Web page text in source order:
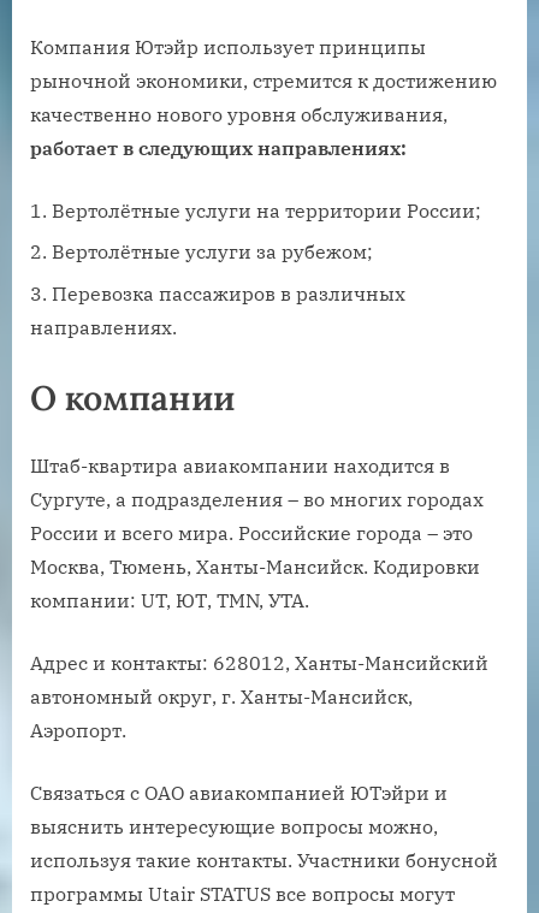
Компания Ютэйр использует принципы
рыночной экономики, стремится к достижению
качественно нового уровня обслуживания,
работает в следующих направлениях:
Вертолётные услуги на территории России;
Вертолётные услуги за рубежом;
Перевозка пассажиров в различных
направлениях.
О компании
Штаб-квартира авиакомпании находится в
Сургуте, а подразделения – во многих городах
России и всего мира. Российские города – это
Москва, Тюмень, Ханты-Мансийск. Кодировки
компании: UT, ЮТ, TMN, УТА.
Адрес и контакты: 628012, Ханты-Мансийский
автономный округ, г. Ханты-Мансийск,
Аэропорт.
Связаться с ОАО авиакомпанией ЮТэйри и
выяснить интересующие вопросы можно,
используя такие контакты. Участники бонусной
программы Utair STATUS все вопросы могут